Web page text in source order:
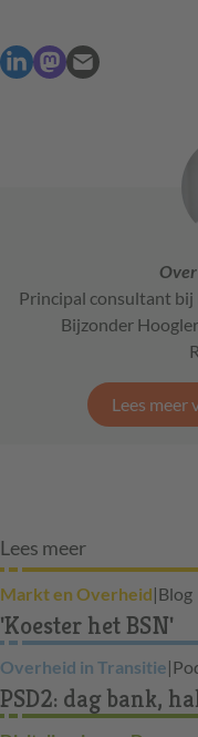
Principal consultant
Bijzonder
Lees meer
Lees meer
Markt en Overheid|Blog
'Koester het BSN'
Overheid in Transitie|
PSD2: dag bank,